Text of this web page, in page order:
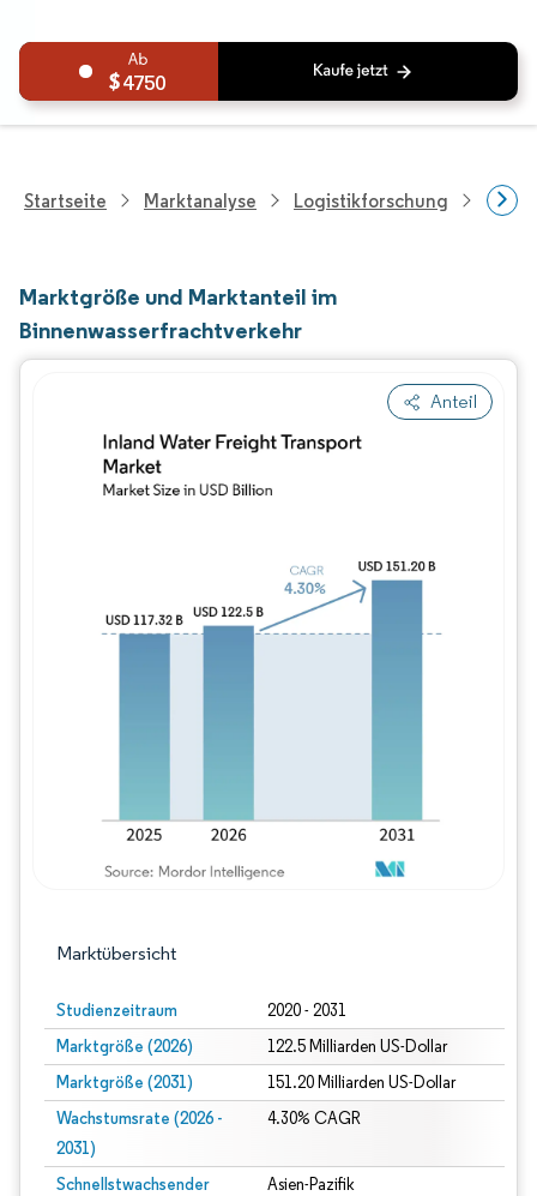
4750
Startseite Marktanalyse Logistikforschung
Marktgröße und Marktanteil im
Binnenwasserfrachtverkehr
Anteil
Marktübersicht
Studienzeitraum 2020 - 2031
Marktgröße (2026) 122.5 Milliarden US-Dollar
Marktgröße (2031) 151.20 Milliarden US-Dollar
Wachstumsrate (2026 -
2031)
4.30% CAGR
Schnellstwachsender
Asien-Pazifik